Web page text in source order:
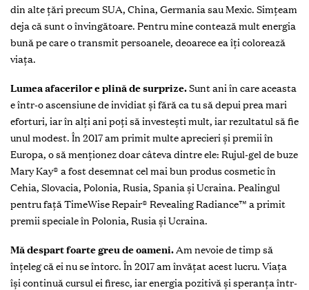
din alte ţări precum SUA, China, Germania sau Mexic. Simţeam
deja că sunt o învingătoare. Pentru mine contează mult energia
bună pe care o transmit persoanele, deoarece ea îți colorează
viaţa.
Lumea afacerilor e plină de surprize.Sunt ani în care aceasta
e într-o ascensiune de invidiat şi fără ca tu să depui prea mari
eforturi, iar în alți ani poţi să investeşti mult, iar rezultatul să fie
unul modest. În 2017 am primit multe aprecieri şi premii în
Europa, o să menționez doar câteva dintre ele: Rujul-gel de buze
Mary Kay® a fost desemnat cel mai bun produs cosmetic în
Cehia, Slovacia, Polonia, Rusia, Spania și Ucraina. Pealingul
pentru față TimeWise Repair® Revealing Radiance™ a primit
premii speciale în Polonia, Rusia și Ucraina.
Mă despart foarte greu de oameni.Am nevoie de timp să
înţeleg că ei nu se întorc. În 2017 am învăţat acest lucru. Viaţa
îşi continuă cursul ei firesc, iar energia pozitivă şi speranţa într-